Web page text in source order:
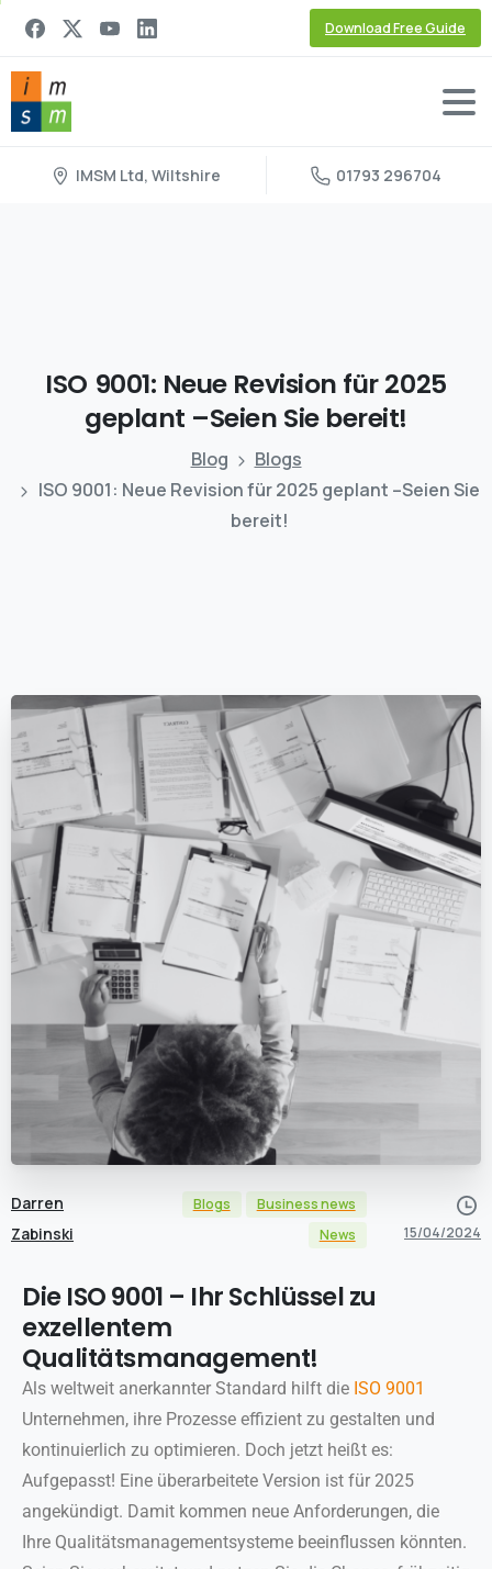
Download Free Guide
IMSM Ltd, Wiltshire 01793 296704
ISO 9001: Neue Revision für2025
geplant –Seien Sie bereit!
Blog
Blogs
ISO 9001: Neue Revision für 2025 geplant –Seien Sie
bereit!
Darren
Zabinski
Blogs
Business news
News
15/04/2024
Die ISO 9001 – Ihr Schlüssel zu
exzellentem
Qualitätsmanagement!
Als weltweit anerkannter Standard hilft die ISO 9001
Unternehmen, ihre Prozesse effizient zu gestalten und
kontinuierlich zu optimieren. Doch jetzt heißt es:
Aufgepasst! Eine überarbeitete Version ist für 2025
angekündigt. Damit kommen neue Anforderungen, die
Ihre Qualitätsmanagementsysteme beeinflussen könnten.